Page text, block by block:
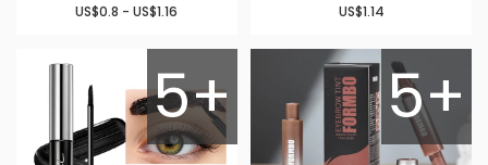
US$0.8 - US$1.16 US$1.14
5+ 5+